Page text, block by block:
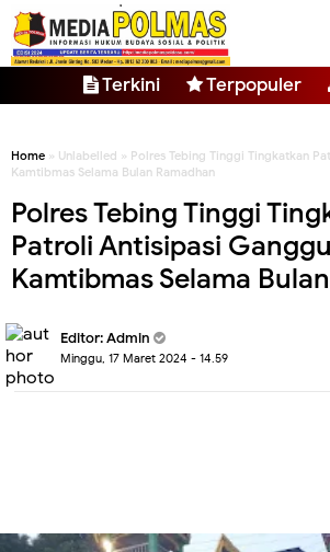
Terkini Terpopuler
Home » Unlabelled » Polres Tebing Tinggi Tingkatkan
Kamtibmas Selama Bulan Ramadhan
Polres Tebing Tinggi
Patroli Antisipasi
Kamtibmas Selama
Editor: Admin
Minggu, 17 Maret 2024 - 14.59